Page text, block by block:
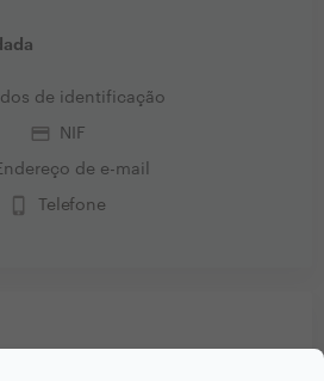
de identificação
credit_card NIF
de e-mail
phone_iphone Telefone